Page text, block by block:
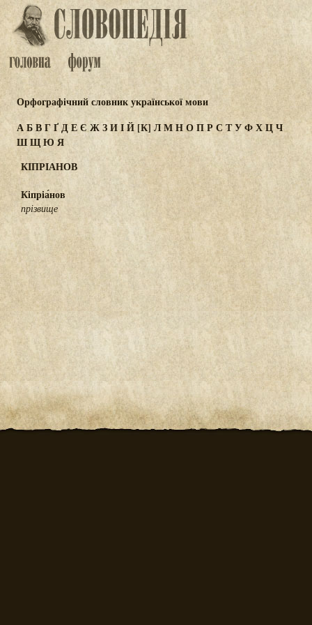
Орфографічний словник української мови
АБВГҐДЕЄ ЖЗИІЙ [К] ЛМНОПР СТУФХЦЧ
ШЩЮЯ
КІПРІАНОВ
Кіпріа́нов
прізвище